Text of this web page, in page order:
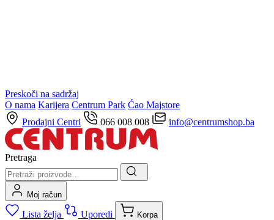
Preskoči na sadržaj
O nama Karijera Centrum Park Ćao Majstore
Prodajni Centri
066 008 008 info@centrumshop.ba
Pretraga
Moj račun
Lista želja Uporedi Korpa